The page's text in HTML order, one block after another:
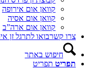
קוואן אום אירופה
קוואן אום אסיה
קוואן אום ארה”ב
צרו קשרבואו לתרגל זן
חיפוש באתר
תפריט תפריט